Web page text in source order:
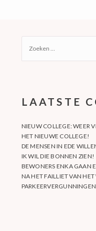
NAAR:
LAATSTE
NIEUW COLLEGE: WEER
HET NIEUWE COLLEGE!
DE MENSEN IN EDE
IK WIL DIE BONNEN ZIEN!
BEWONERS ENKA GAAN
NA HET FAILLIET VAN
PARKEERVERGUNNINGEN